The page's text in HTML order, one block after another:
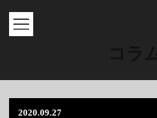
2020.09.27